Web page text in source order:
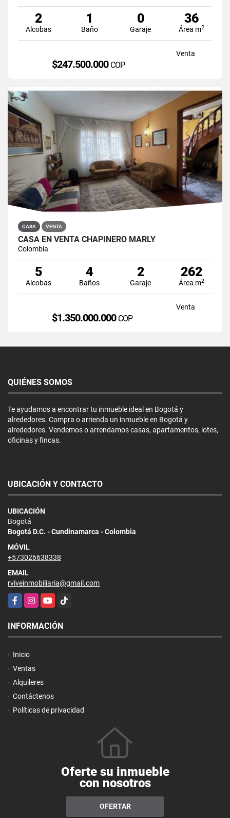
2
Alcobas
1
Baño
0
Garaje
36
Área m2
Venta
$247.500.000 COP
CASA VENTA
CASA EN VENTA CHAPINERO MARLY
Colombia
5
Alcobas
4
Baños
2
Garaje
262
Área m2
Venta
$1.350.000.000 COP
QUIÉNES SOMOS
Te ayudamos a encontrar tu inmueble ideal en Bogotá y
alrededores. Compra o arrienda un inmueble en Bogotá y
alrededores. Vendemos o arrendamos casas, apartamentos, lotes,
oficinas y fincas.
UBICACIÓN Y CONTACTO
UBICACIÓN
Bogotá
Bogotá D.C. - Cundinamarca - Colombia
MÓVIL
+573026638338
EMAIL
rviveinmobiliaria@gmail.com
FacebookInstagramYouTubeTikTok
INFORMACIÓN
Inicio
Ventas
Alquileres
Contáctenos
Políticas de privacidad
Oferte su inmueble
con nosotros
OFERTAR